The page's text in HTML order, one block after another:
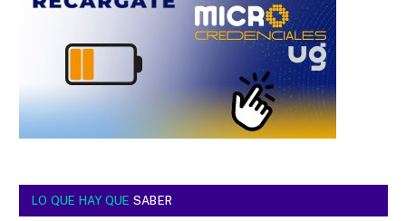
LO QUE HAY QUE SABER